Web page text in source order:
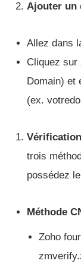
Ajouter un
Allez dans
Cliquez sur
Domain) et
(ex.
trois
possédez
Méthode
Zoho